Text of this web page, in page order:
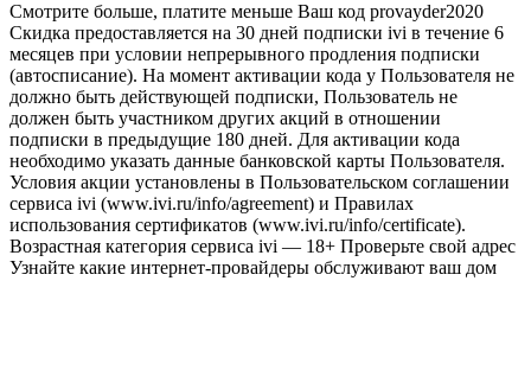
Смотрите больше, платите меньше Ваш код provayder2020
Скидка предоставляется на 30 дней подписки ivi в течение 6
месяцев при условии непрерывного продления подписки
(автосписание). На момент активации кода у Пользователя не
должно быть действующей подписки, Пользователь не
должен быть участником других акций в отношении
подписки в предыдущие 180 дней. Для активации кода
необходимо указать данные банковской карты Пользователя.
Условия акции установлены в Пользовательском соглашении
сервиса ivi (www.ivi.ru/info/agreement) и Правилах
использования сертификатов (www.ivi.ru/info/certificate).
Возрастная категория сервиса ivi — 18+ Проверьте свой адрес
Узнайте какие интернет-провайдеры обслуживают ваш дом